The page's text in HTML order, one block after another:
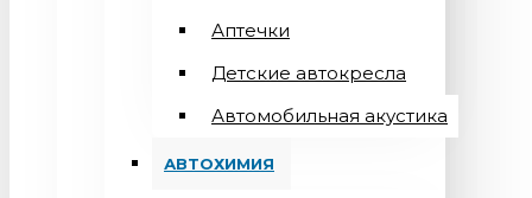
Аптечки
Детские автокресла
Автомобильная акустика
АВТОХИМИЯ